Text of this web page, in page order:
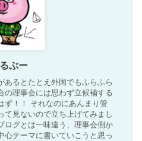
ぶー
あるとたとえ外国でもふらふら
の理事会には思わず立候補する
ず！！ それなのにあんまり管
て見ないので立ち上げてみまし
ログとは一味違う、理事会側か
心テーマに書いていこうと思っ